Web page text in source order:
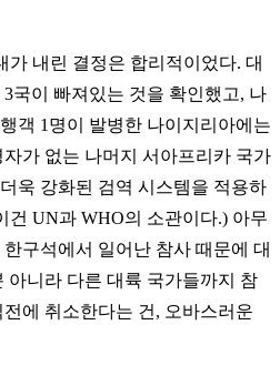
가 내린 결정은 합리적이었다. 대
국이 빠져있는 것을 확인했고, 나
객 1명이 발병한 나이지리아에는
가 없는 나머지 서아프리카 국가
욱 강화된 검역 시스템을 적용하
건 UN과 WHO의 소관이다.) 아무
구석에서 일어난 참사 때문에 대
아니라 다른 대륙 국가들까지 참
에 취소한다는 건, 오바스러운